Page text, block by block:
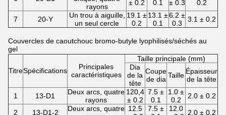
rayons
± 0.2 0.1 ± 0.3 0.2
7 20-Y
Un trou à aiguille,
un seul cercle
19.1 ±
0.2
13.1 ±
0.1
6.2 ±
0.3
3.1 ± 0.2
Couvercles de caoutchouc bromo-butyle lyophilisés/séchés au
gel
TitreSpécifications
Principales
caractéristiques
Taille principale (mm)
Dia
de la
tête
Coupe
de dia Taille Épaisseur
de la tête
1 13-D1
Deux arcs, quatre
rayons
120,4
± 0.2
7.5 ±
0.1
1.0 ±
0.2
2.0 ± 0.2
2 13-D1-2
Deux arcs, quatre 12.5
7.5 ±
12.0
2.0 ± 0.2